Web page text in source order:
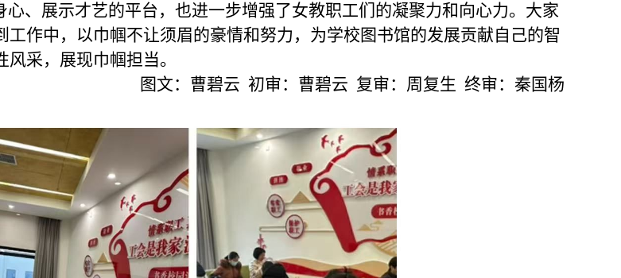
、展示才艺的平台，也进一步增强了女教职工们的凝聚力和向心力。大家
作中，以巾帼不让须眉的豪情和努力，为学校图书馆的发展贡献自己的智
采，展现巾帼担当。
图文：曹碧云 初审：曹碧云 复审：周复生 终审：秦国杨